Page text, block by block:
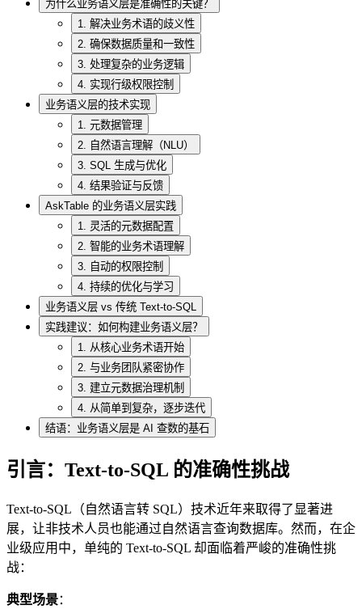
为什么业务语义层是准确性的关键？
1. 解决业务术语的歧义性
2. 确保数据质量和一致性
3. 处理复杂的业务逻辑
4. 实现行级权限控制
业务语义层的技术实现
1. 元数据管理
2. 自然语言理解（NLU）
3. SQL 生成与优化
4. 结果验证与反馈
AskTable 的业务语义层实践
1. 灵活的元数据配置
2. 智能的业务术语理解
3. 自动的权限控制
4. 持续的优化与学习
业务语义层 vs 传统 Text-to-SQL
实践建议：如何构建业务语义层？
1. 从核心业务术语开始
2. 与业务团队紧密协作
3. 建立元数据治理机制
4. 从简单到复杂，逐步迭代
结语：业务语义层是 AI 查数的基石
引言：Text-to-SQL 的准确性挑战
Text-to-SQL（自然语言转 SQL）技术近年来取得了显著进
展，让非技术人员也能通过自然语言查询数据库。然而，在企
业级应用中，单纯的 Text-to-SQL 却面临着严峻的准确性挑
战：
典型场景：